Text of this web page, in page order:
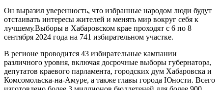
Он выразил уверенность, что избранные народом люди будут
отстаивать интересы жителей и менять мир вокруг себя к
лучшему.Выборы в Хабаровском крае проходят с 6 по 8
сентября 2024 года на 741 избирательном участке.
В регионе проводится 43 избирательные кампании
различного уровня, включая досрочные выборы губернатора,
депутатов краевого парламента, городских дум Хабаровска и
Комсомольска-на-Амуре, а также главы города Юности. Всего